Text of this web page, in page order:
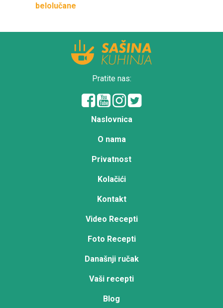
belolučane
Pratite nas:
Naslovnica
O nama
Privatnost
Kolačići
Kontakt
Video Recepti
Foto Recepti
Današnji ručak
Vaši recepti
Blog